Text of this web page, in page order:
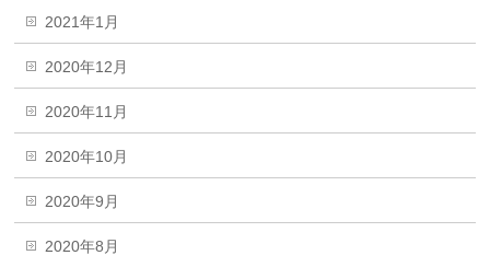
2021年1月
2020年12月
2020年11月
2020年10月
2020年9月
2020年8月